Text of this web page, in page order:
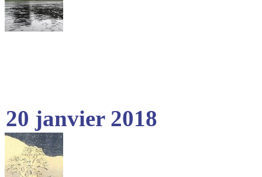
20 janvier 2018